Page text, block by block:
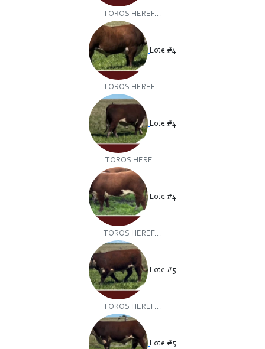
TOROS HEREF...
Lote #4
TOROS HEREF...
Lote #4
TOROS HERE...
Lote #4
TOROS HEREF...
Lote #5
TOROS HEREF...
Lote #5